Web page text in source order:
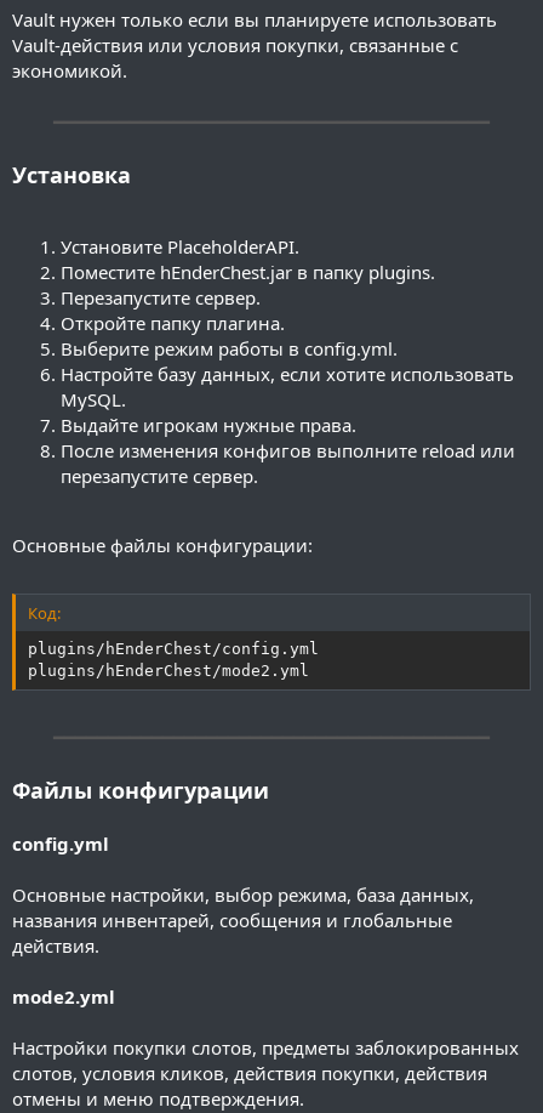
Vault нужен только если вы планируете использовать
Vault-действия или условия покупки, связанные с
экономикой.
━━━━━━━━━━━━━━━━━━━━━━━━━━━━━━━━━━━━━━━━
Установка
Установите PlaceholderAPI.
Поместите hEnderChest.jar в папку plugins.
Перезапустите сервер.
Откройте папку плагина.
Выберите режим работы в config.yml.
Настройте базу данных, если хотите использовать
MySQL.
Выдайте игрокам нужные права.
После изменения конфигов выполните reload или
перезапустите сервер.
Основные файлы конфигурации:
Код:
plugins/hEnderChest/config.yml
plugins/hEnderChest/mode2.yml
━━━━━━━━━━━━━━━━━━━━━━━━━━━━━━━━━━━━━━━━
Файлы конфигурации
config.yml
Основные настройки, выбор режима, база данных,
названия инвентарей, сообщения и глобальные
действия.
mode2.yml
Настройки покупки слотов, предметы заблокированных
слотов, условия кликов, действия покупки, действия
отмены и меню подтверждения.